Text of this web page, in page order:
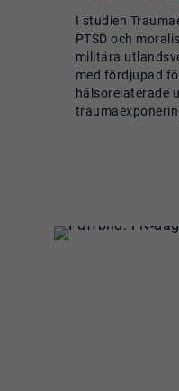
I studien
PTSD och
militära
med fördjupad
hälsorelaterade